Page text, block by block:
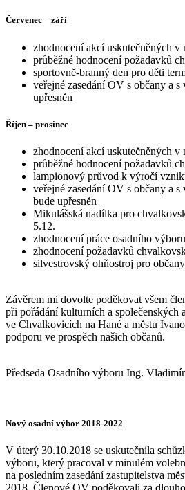
Červenec – září
zhodnocení akcí uskutečněných v
průběžné hodnocení požadavků
sportovně-branný den pro děti
veřejné zasedání OV s občany a s
upřesněn
Říjen – prosinec
zhodnocení akcí uskutečněných v
průběžné hodnocení požadavků
lampionový průvod k výročí
veřejné zasedání OV s občany a
bude upřesněn
Mikulášská nadílka pro
5.12.
zhodnocení práce osadního
zhodnocení požadavků
silvestrovský ohňostroj pro
Závěrem mi dovolte poděkovat všem
při pořádání kulturních a společenských
ve Chvalkovicích na Hané a městu
podporu ve prospěch našich občanů.
Předseda Osadního výboru Ing.
Nový osadní výbor 2018-2022
V úterý 30.10.2018 se uskutečnila
výboru, který pracoval v minulém
na posledním zasedání zastupitelstva